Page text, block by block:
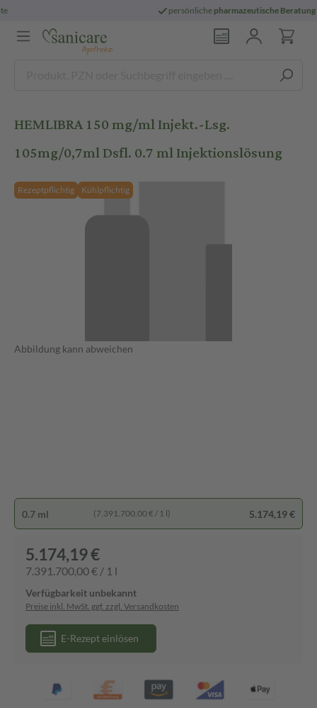
versandkostenfreiab 29 € und für E-Rezepte
HEMLIBRA 150 mg/ml Injekt.-Lsg.
105mg/0,7ml Dsfl. 0.7 ml Injektionslösung
Rezeptpflichtig Kühlpflichtig
Abbildung kann abweichen
0.7 ml (7.391.700,00 € / 1 l) 5.174,19 €
5.174,19 €
7.391.700,00 € / 1 l
Verfügbarkeit unbekannt
Preise inkl. MwSt. ggf. zzgl. Versandkosten
E-Rezept einlösen